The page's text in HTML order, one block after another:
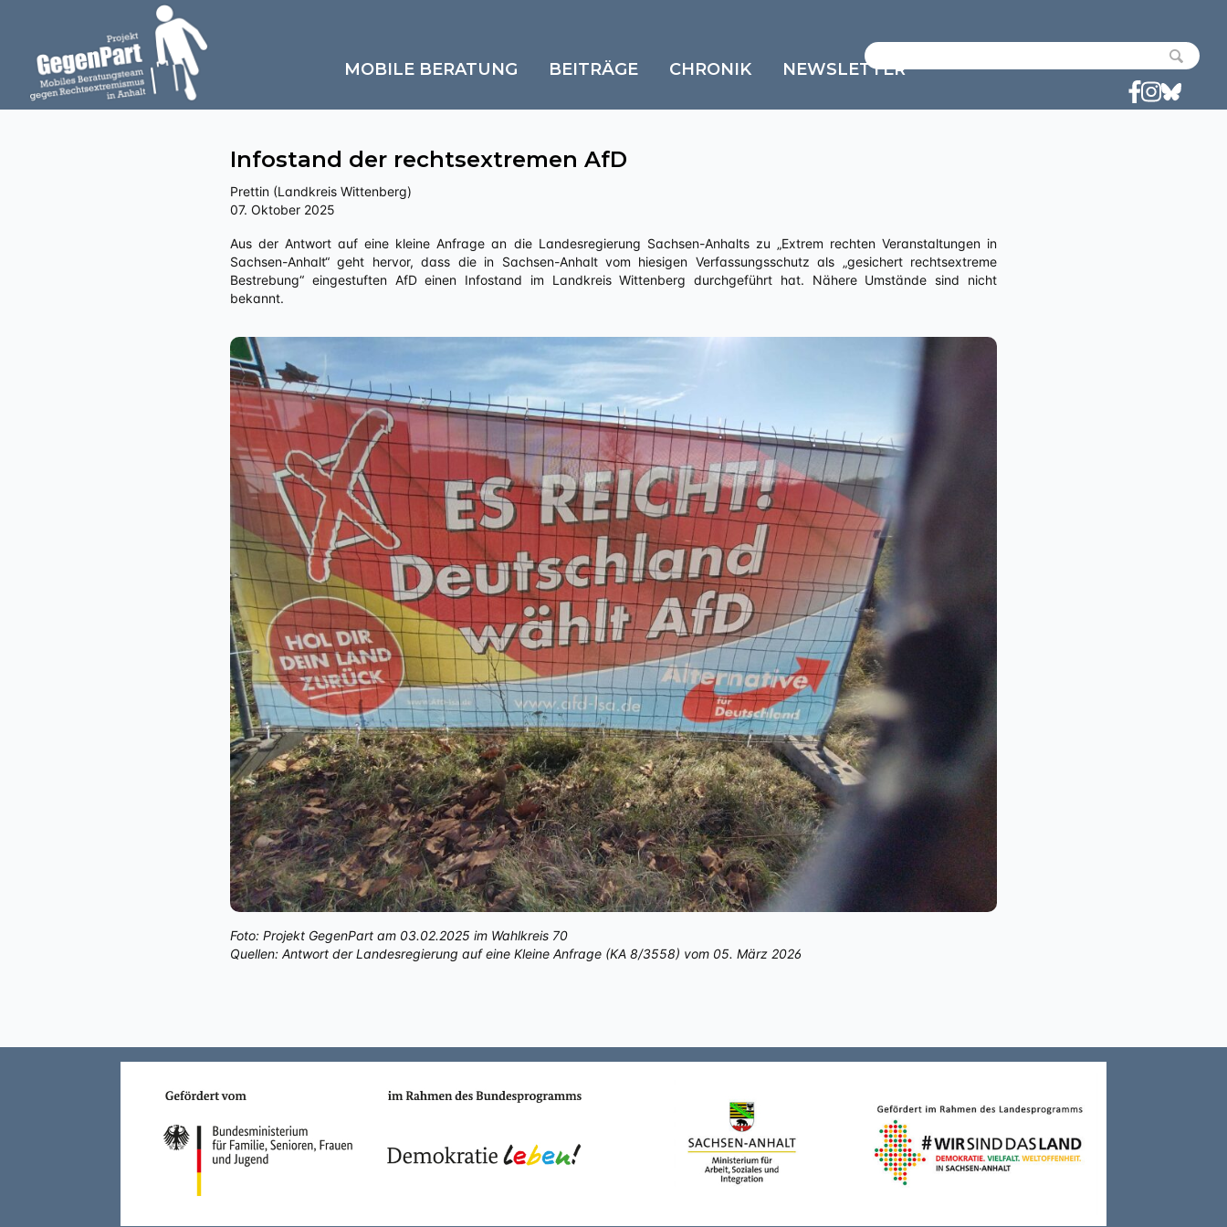
MOBILE BERATUNG BEITRÄGE CHRONIK NEWSLETTER
Infostand der rechtsextremen AfD
Prettin (Landkreis Wittenberg)
07. Oktober 2025
Aus der Antwort auf eine kleine Anfrage an die Landesregierung Sachsen-Anhalts zu „Extrem rechten Veranstaltungen in
Sachsen-Anhalt“ geht hervor, dass die in Sachsen-Anhalt vom hiesigen Verfassungsschutz als „gesichert rechtsextreme
Bestrebung“ eingestuften AfD einen Infostand im Landkreis Wittenberg durchgeführt hat. Nähere Umstände sind nicht
bekannt.
Foto: Projekt GegenPart am 03.02.2025 im Wahlkreis 70
Quellen: Antwort der Landesregierung auf eine Kleine Anfrage (KA 8/3558) vom 05. März 2026